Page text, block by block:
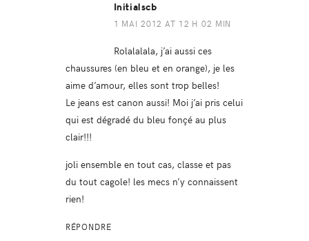
Initialscb
1 MAI 2012 AT 12 H 02 MIN
Rolalalala, j’ai aussi ces
chaussures (en bleu et en orange), je les
aime d’amour, elles sont trop belles!
Le jeans est canon aussi! Moi j’ai pris celui
qui est dégradé du bleu fonçé au plus
clair!!!
joli ensemble en tout cas, classe et pas
du tout cagole! les mecs n’y connaissent
rien!
RÉPONDRE